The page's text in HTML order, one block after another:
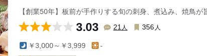
【創業50年】板前が手作りする旬の刺身、煮込み、焼鳥
3.03 21 人 356 人
￥3,000～￥3,999 -